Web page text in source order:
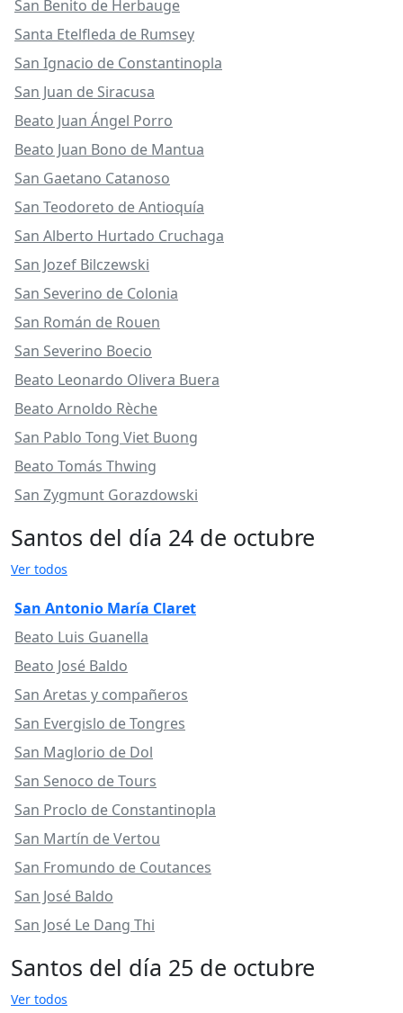
San Benito de Herbauge
Santa Etelfleda de Rumsey
San Ignacio de Constantinopla
San Juan de Siracusa
Beato Juan Ángel Porro
Beato Juan Bono de Mantua
San Gaetano Catanoso
San Teodoreto de Antioquía
San Alberto Hurtado Cruchaga
San Jozef Bilczewski
San Severino de Colonia
San Román de Rouen
San Severino Boecio
Beato Leonardo Olivera Buera
Beato Arnoldo Rèche
San Pablo Tong Viet Buong
Beato Tomás Thwing
San Zygmunt Gorazdowski
Santos del día 24 de octubre
Ver todos
San Antonio María Claret
Beato Luis Guanella
Beato José Baldo
San Aretas y compañeros
San Evergislo de Tongres
San Maglorio de Dol
San Senoco de Tours
San Proclo de Constantinopla
San Martín de Vertou
San Fromundo de Coutances
San José Baldo
San José Le Dang Thi
Santos del día 25 de octubre
Ver todos